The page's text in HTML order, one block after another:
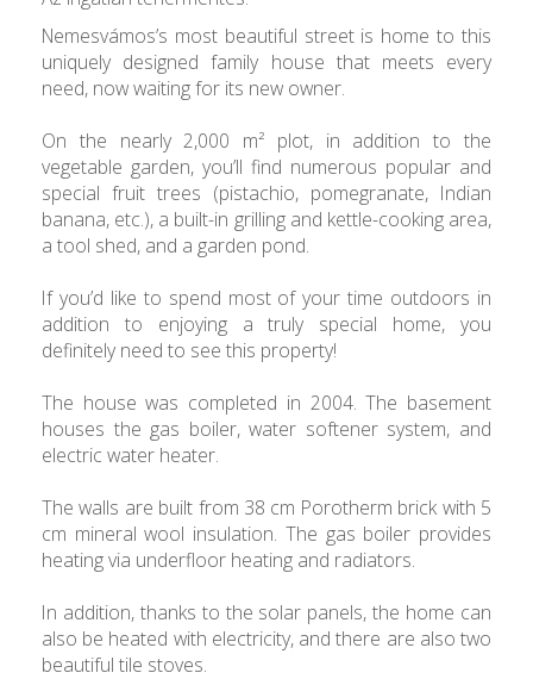
Nemesvámos’s most beautiful street is home to this
uniquely designed family house that meets every
need, now waiting for its new owner.
On the nearly 2,000 m² plot, in addition to the
vegetable garden, you’ll find numerous popular and
special fruit trees (pistachio, pomegranate, Indian
banana, etc.), a built-in grilling and kettle-cooking area,
a tool shed, and a garden pond.
If you’d like to spend most of your time outdoors in
addition to enjoying a truly special home, you
definitely need to see this property!
The house was completed in 2004. The basement
houses the gas boiler, water softener system, and
electric water heater.
The walls are built from 38 cm Porotherm brick with 5
cm mineral wool insulation. The gas boiler provides
heating via underfloor heating and radiators.
In addition, thanks to the solar panels, the home can
also be heated with electricity, and there are also two
beautiful tile stoves.